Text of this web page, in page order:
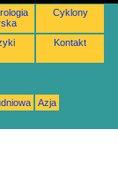
Cyklony
Kontakt
Azja